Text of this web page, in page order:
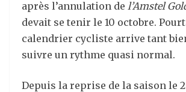
après l’annulation de l’Amstel
devait se tenir le 10 octobre.
calendrier cycliste arrive tant
suivre un rythme quasi normal.
Depuis la reprise de la saison le